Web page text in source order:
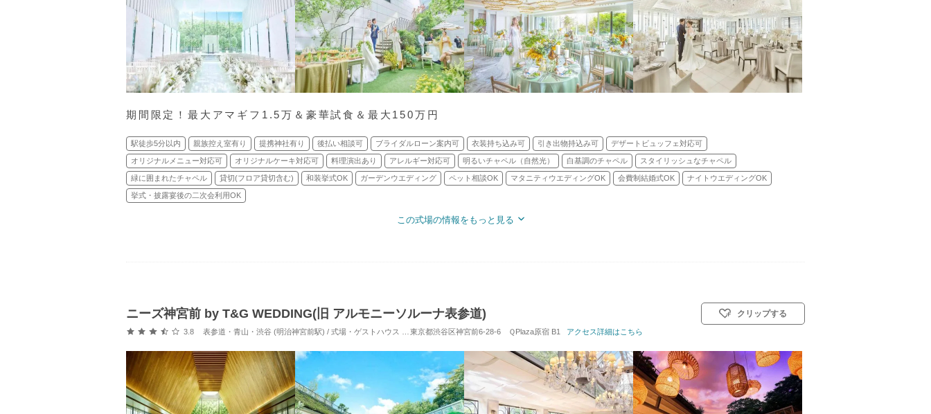
期間限定！最大アマギフ1.5万＆豪華試食＆最大150万円
駅徒歩5分以内 親族控え室有り 提携神社有り 後払い相談可 ブライダルローン案内可 衣装持ち込み可 引き出物持込み可 デザートビュッフェ対応可
オリジナルメニュー対応可 オリジナルケーキ対応可 料理演出あり アレルギー対応可 明るいチャペル（自然光） 白基調のチャペル スタイリッシュなチャペル
緑に囲まれたチャペル 貸切(フロア貸切含む) 和装挙式OK ガーデンウエディング ペット相談OK マタニティウエディングOK 会費制結婚式OK ナイトウエディングOK
挙式・披露宴後の二次会利用OK
この式場の情報をもっと見る
ニーズ神宮前 by T&G WEDDING(旧 アルモニーソルーナ表参道)
口コミ評価
3.8 表参道・青山・渋谷 (明治神宮前駅) / 式場・ゲストハウス 対応人数: 着席：10名 ～ 120名 挙式スタイル: 教会式(キリスト教式)／人前式／和装人前式
東京都渋谷区神宮前6-28-6 ＱPlaza原宿 B1 アクセス詳細はこちら
クリップする